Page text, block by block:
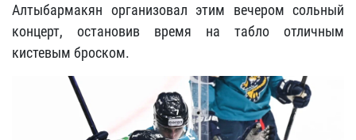
Алтыбармакян организовал этим вечером сольный
концерт, остановив время на табло отличным
кистевым броском.